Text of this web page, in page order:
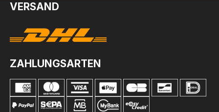
VERSAND
ZAHLUNGSARTEN